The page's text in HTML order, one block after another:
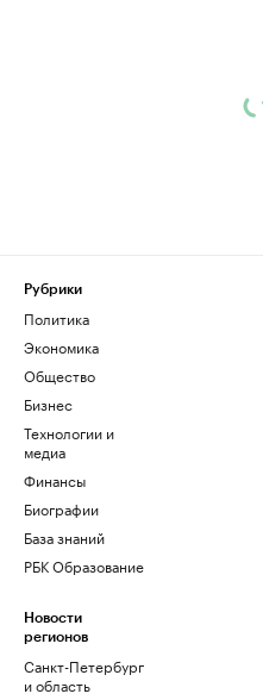
Рубрики
Политика
Экономика
Общество
Бизнес
Технологии и
медиа
Финансы
Биографии
База знаний
РБК Образование
Новости
регионов
Санкт-Петербург
и область